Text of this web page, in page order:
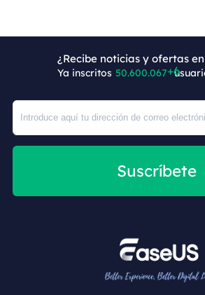
¿Recibe noticias y ofertas
Ya inscritos 50.600.073
Suscríbete